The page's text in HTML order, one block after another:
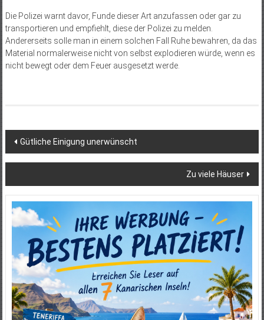
Die Polizei warnt davor, Funde dieser Art anzufassen oder gar zu
transportieren und empfiehlt, diese der Polizei zu melden.
Andererseits solle man in einem solchen Fall Ruhe bewahren, da das
Material normalerweise nicht von selbst explodieren würde, wenn es
nicht bewegt oder dem Feuer ausgesetzt werde.
Beitragsnavigation
Gütliche Einigung unerwünscht
Zu viele Häuser